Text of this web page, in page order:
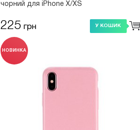
чорний для iPhone X/XS
225 грн У КОШИК
НОВИНКА